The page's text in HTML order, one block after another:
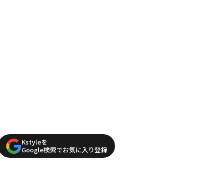
Kstyleを
Google検索でお気に入り登録